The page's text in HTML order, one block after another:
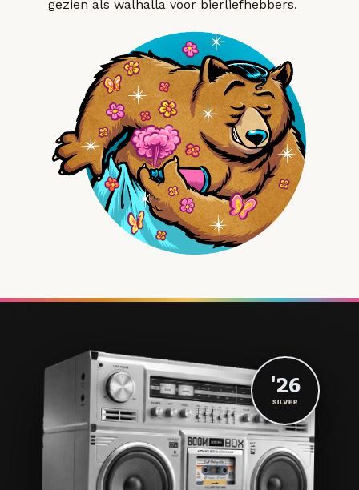
gezien als walhalla voor bierliefhebbers.
'26
SILVER